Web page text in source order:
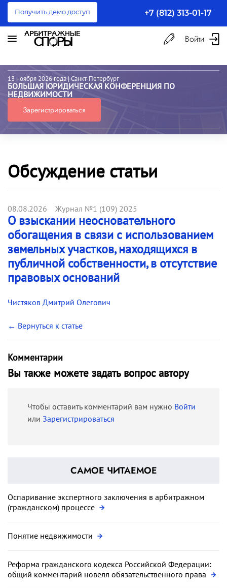
Получить демо доступ +7 (812) 313-01-17
Войти
13 ноября 2026 года | Санкт-Петербург
БОЛЬШАЯ ЮРИДИЧЕСКАЯ КОНФЕРЕНЦИЯ ПО
НЕДВИЖИМОСТИ
Зарегистрироваться
Обсуждение статьи
08.08.2026 Журнал №1 (109) 2025
О взыскании неосновательного
обогащения в связи с использованием
земельных участков, находящихся в
публичной собственности, в отсутствие
правовых оснований
Чистяков Дмитрий Олегович
← Вернуться к статье
Комментарии
Вы также можете задать вопрос автору
Чтобы оставить комментарий вам нужно Войти
или Зарегистрироваться
САМОЕ ЧИТАЕМОЕ
Оспаривание экспертного заключения в арбитражном
(гражданском) процессе
Понятие недвижимости
Реформа гражданского кодекса Российской Федерации:
общий комментарий новелл обязательственного права